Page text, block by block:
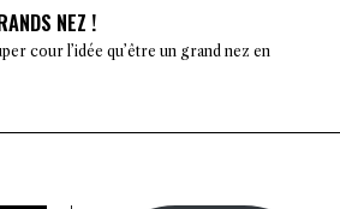
NEZ !
cour l’idée qu’être un grand nez en